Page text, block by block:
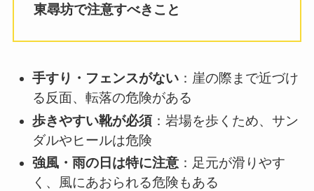
東尋坊で注意すべきこと
手すり・フェンスがない ：崖の際まで近づけ
る反面、転落の危険がある
歩きやすい靴が必須 ：岩場を歩くため、サン
ダルやヒールは危険
強風・雨の日は特に注意 ：足元が滑りやす
く、風にあおられる危険もある